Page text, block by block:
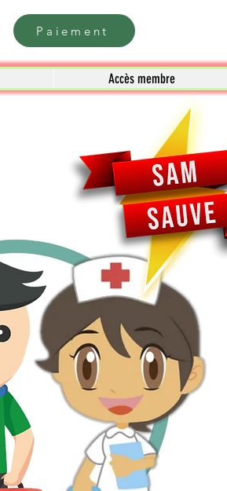
Paiement
Accès membre